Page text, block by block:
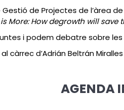
de Projectes de l’àrea
is More: How degrowth will save
i podem debatre sobre
càrrec d’Adrián Beltrán
AGENDA